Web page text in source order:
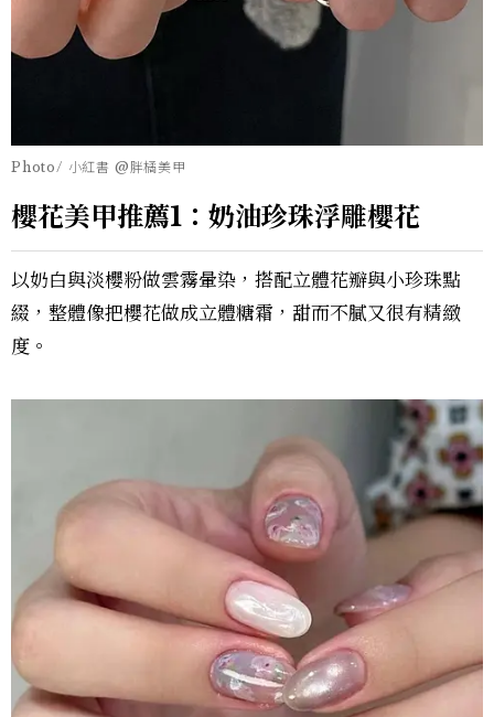
Photo/ 小紅書 @胖橘美甲
櫻花美甲推薦1：奶油珍珠浮雕櫻花
以奶白與淡櫻粉做雲霧暈染，搭配立體花瓣與小珍珠點
綴，整體像把櫻花做成立體糖霜，甜而不膩又很有精緻
度。